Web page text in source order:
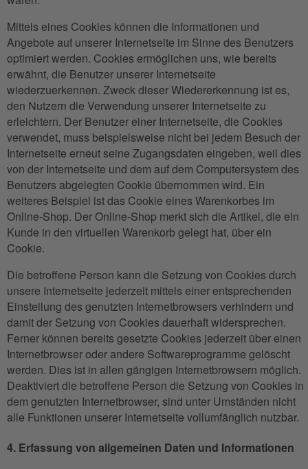
Mittels eines Cookies können die Informationen und
Angebote auf unserer Internetseite im Sinne des Benutzers
optimiert werden. Cookies ermöglichen uns, wie bereits
erwähnt, die Benutzer unserer Internetseite
wiederzuerkennen. Zweck dieser Wiedererkennung ist es,
den Nutzern die Verwendung unserer Internetseite zu
erleichtern. Der Benutzer einer Internetseite, die Cookies
verwendet, muss beispielsweise nicht bei jedem Besuch der
Internetseite erneut seine Zugangsdaten eingeben, weil dies
von der Internetseite und dem auf dem Computersystem des
Benutzers abgelegten Cookie übernommen wird. Ein
weiteres Beispiel ist das Cookie eines Warenkorbes im
Online-Shop. Der Online-Shop merkt sich die Artikel, die ein
Kunde in den virtuellen Warenkorb gelegt hat, über ein
Cookie.
Die betroffene Person kann die Setzung von Cookies durch
unsere Internetseite jederzeit mittels einer entsprechenden
Einstellung des genutzten Internetbrowsers verhindern und
damit der Setzung von Cookies dauerhaft widersprechen.
Ferner können bereits gesetzte Cookies jederzeit über einen
Internetbrowser oder andere Softwareprogramme gelöscht
werden. Dies ist in allen gängigen Internetbrowsern möglich.
Deaktiviert die betroffene Person die Setzung von Cookies in
dem genutzten Internetbrowser, sind unter Umständen nicht
alle Funktionen unserer Internetseite vollumfänglich nutzbar.
4. Erfassung von allgemeinen Daten und Informationen